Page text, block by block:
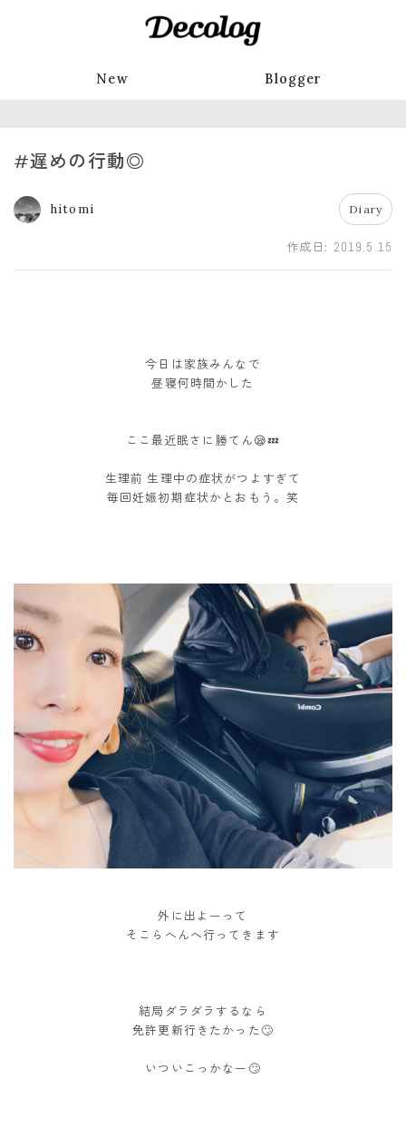
New Blogger
#遅めの行動◎
hitomi Diary
作成日: 2019.5.15
今日は家族みんなで
昼寝何時間かした
ここ最近眠さに勝てん😪💤
生理前 生理中の症状がつよすぎて
毎回妊娠初期症状かとおもう。笑
外に出よーって
そこらへんへ行ってきます
結局ダラダラするなら
免許更新行きたかった🙄
いついこっかなー🙄